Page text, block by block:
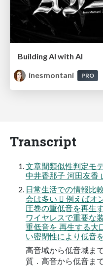
Building AI with AI
inesmontani
PRO
Transcript
文章間類似性判定モ
中井香那子 河田友香
日常生活での情報比
会は多い  例えばオ
圧巻の重低音を再生
ワイヤレスで重要な
重低音を 再生する大
い密閉性により低音
高音域から低音域ま
質．高音から低音ま